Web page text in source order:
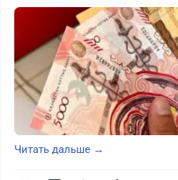
Читать дальше →